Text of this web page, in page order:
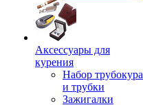
Аксессуары для
курения
Набор трубокура
и трубки
Зажигалки